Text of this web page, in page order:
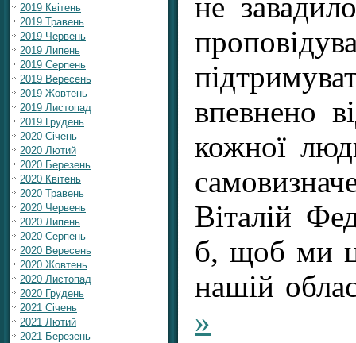
2019 Квітень
2019 Травень
2019 Червень
2019 Липень
2019 Серпень
2019 Вересень
2019 Жовтень
2019 Листопад
2019 Грудень
2020 Січень
2020 Лютий
2020 Березень
2020 Квітень
2020 Травень
2020 Червень
2020 Липень
2020 Серпень
2020 Вересень
2020 Жовтень
2020 Листопад
2020 Грудень
2021 Січень
2021 Лютий
2021 Березень
не
впевнено
кожної
Віталій
б, щоб ми
нашій
»